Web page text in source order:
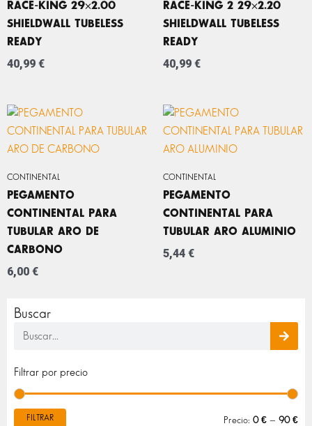
Buscar
Filtrar por precio
FILTRAR Precio: 0 € — 90 €
RACE-KING 29×2.00
SHIELDWALL TUBELESS
READY
40,99 €
RACE-KING 2 29×2.20
SHIELDWALL TUBELESS
READY
40,99 €
CONTINENTAL
PEGAMENTO
CONTINENTAL PARA
TUBULAR ARO DE
CARBONO
6,00 €
CONTINENTAL
PEGAMENTO
CONTINENTAL PARA
TUBULAR ARO ALUMINIO
5,44 €